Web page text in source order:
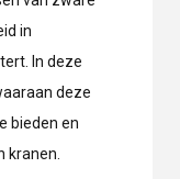
in
In deze
deze
bieden en
kranen.